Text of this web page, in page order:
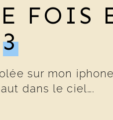
3
sur mon
dans le ciel….